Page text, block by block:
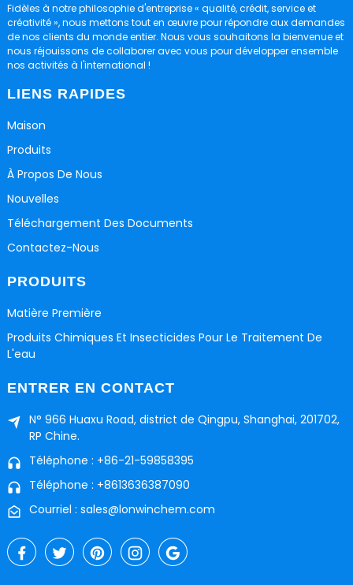
Fidèles à notre philosophie d'entreprise « qualité, crédit, service et
créativité », nous mettons tout en œuvre pour répondre aux demandes
de nos clients du monde entier. Nous vous souhaitons la bienvenue et
nous réjouissons de collaborer avec vous pour développer ensemble
nos activités à l'international !
LIENS RAPIDES
Maison
Produits
À Propos De Nous
Nouvelles
Téléchargement Des Documents
Contactez-Nous
PRODUITS
Matière Première
Produits Chimiques Et Insecticides Pour Le Traitement De
L'eau
ENTRER EN CONTACT
N° 966 Huaxu Road, district de Qingpu, Shanghai, 201702,
RP Chine.
Téléphone : +86-21-59858395
Téléphone : +8613636387090
Courriel : sales@lonwinchem.com